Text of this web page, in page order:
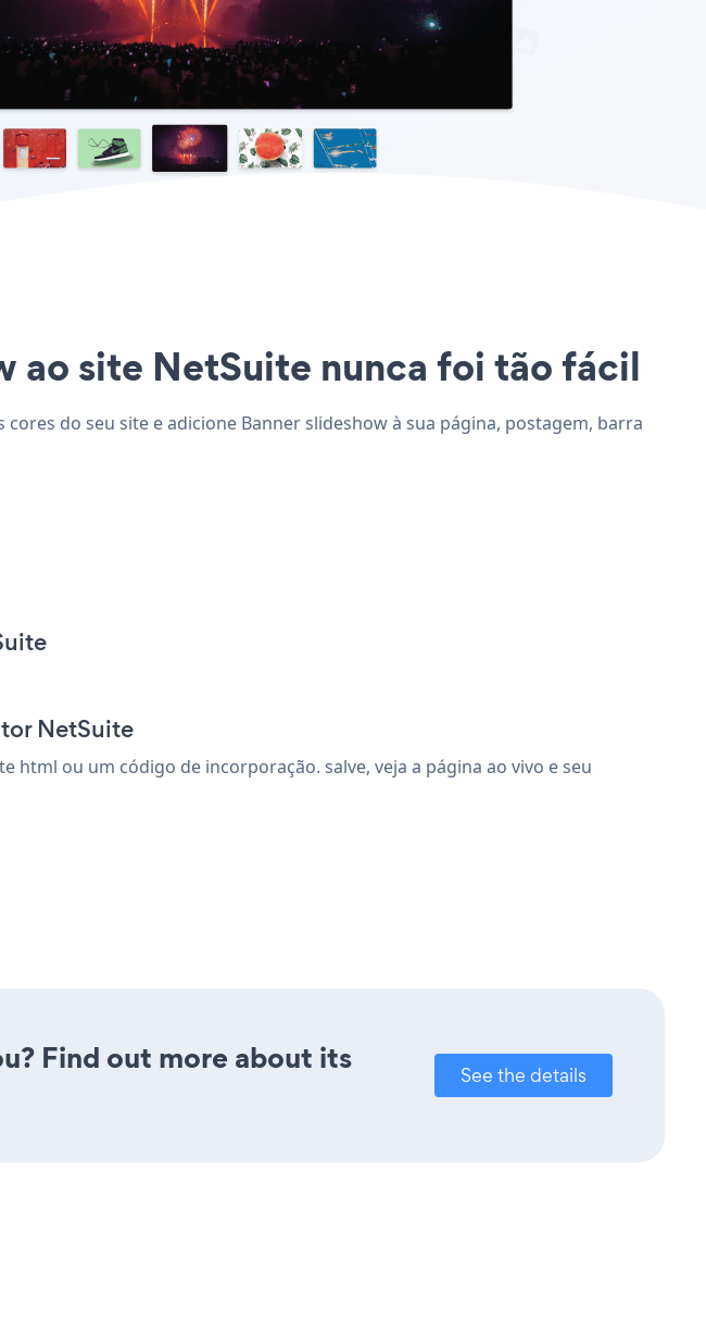
ao site NetSuite nunca foi tão fácil
do seu site e adicione Banner slideshow à sua página, postagem, barra
NetSuite
ou um código de incorporação. salve, veja a página ao vivo e seu
Find out more about its
See the details